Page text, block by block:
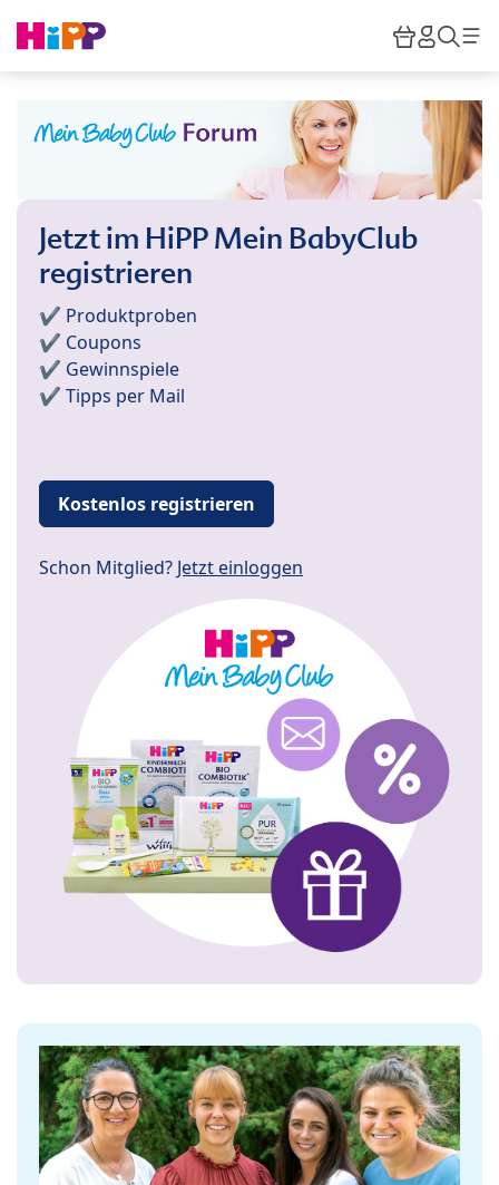
HiPP
Jetzt im HiPP Mein BabyClub
registrieren
✔️ Produktproben
✔️ Coupons
✔️ Gewinnspiele
✔️ Tipps per Mail
Kostenlos registrieren
Schon Mitglied? Jetzt einloggen